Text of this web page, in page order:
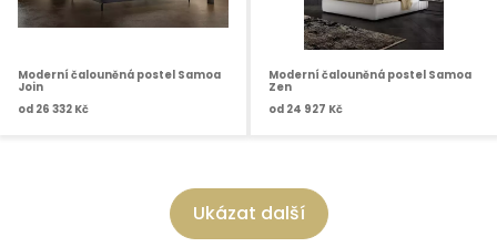
Moderní čalouněná postel Samoa
Join
od 26 332 Kč
Moderní čalouněná postel Samoa
Zen
od 24 927 Kč
Ukázat další